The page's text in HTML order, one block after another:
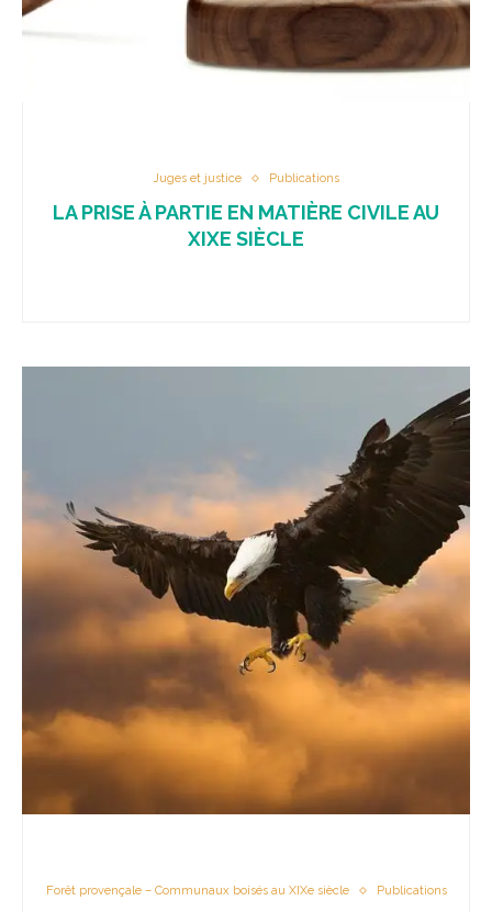
Juges et justice Publications
LA PRISE À PARTIE EN MATIÈRE CIVILE AU
XIXE SIÈCLE
Forêt provençale – Communaux boisés au XIXe siècle Publications